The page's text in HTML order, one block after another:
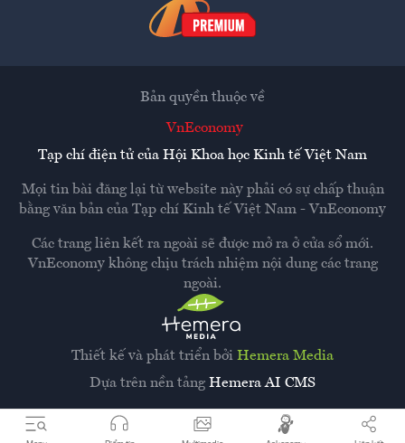
Thiết kế và phát triển bởi Hemera Media
Dựa trên nền tảng Hemera AI CMS
Bản quyền thuộc về
VnEconomy
Tạp chí điện tử của Hội Khoa học Kinh tế Việt Nam
Mọi tin bài đăng lại từ website này phải có sự chấp thuận
bằng văn bản của Tạp chí Kinh tế Việt Nam - VnEconomy
Các trang liên kết ra ngoài sẽ được mở ra ở cửa sổ mới.
VnEconomy không chịu trách nhiệm nội dung các trang
ngoài.